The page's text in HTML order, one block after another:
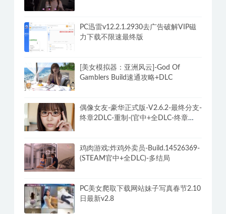
PC迅雷v12.2.1.2930去广告破解VIP磁
力下载不限速最终版
[美女模拟器：亚洲风云]-God Of
Gamblers Build速通攻略+DLC
偶像女友-豪华正式版-V2.6.2-最终分支-
终章2DLC-重制-(官中+全DLC-终章
鸡肉游戏:炸鸡外卖员-Build.14526369-
(STEAM官中+全DLC)-多结局
PC美女爬取下载网站妹子写真春节2.10
日最新v2.8